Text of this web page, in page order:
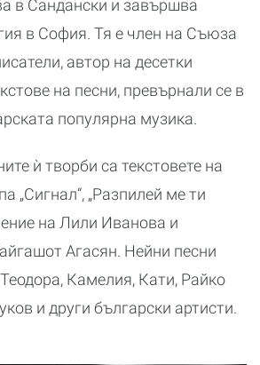
в Сандански и завършва
в София. Тя е член на Съюза
автор на десетки
на песни, превърнали се в
популярна музика.
ѝ творби са текстовете на
„Сигнал“, „Разпилей ме ти
на Лили Иванова и
Агасян. Нейни песни
Камелия, Кати, Райко
и други български артисти.